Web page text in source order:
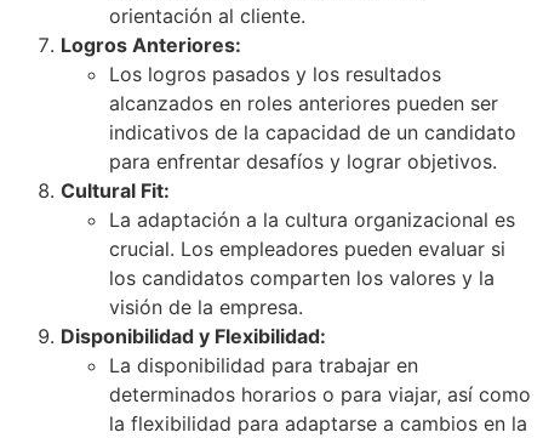
orientación al cliente.
Logros Anteriores:
Los logros pasados y los resultados
alcanzados en roles anteriores pueden ser
indicativos de la capacidad de un candidato
para enfrentar desafíos y lograr objetivos.
Cultural Fit:
La adaptación a la cultura organizacional es
crucial. Los empleadores pueden evaluar si
los candidatos comparten los valores y la
visión de la empresa.
Disponibilidad y Flexibilidad:
La disponibilidad para trabajar en
determinados horarios o para viajar, así como
la flexibilidad para adaptarse a cambios en la